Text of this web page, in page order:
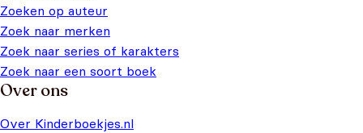
Zoeken op auteur
Zoek naar merken
Zoek naar series of karakters
Zoek naar een soort boek
Over ons
Over Kinderboekjes.nl